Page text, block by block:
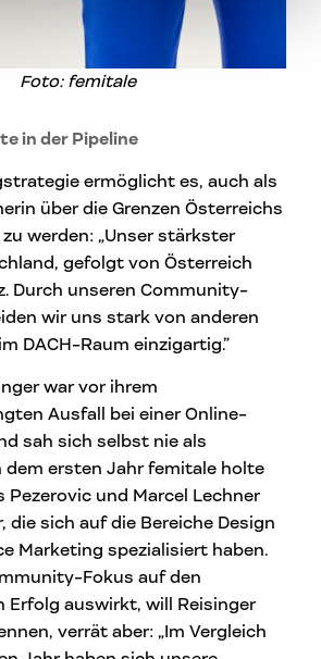
Foto: femitale
in der Pipeline
ermöglicht es, auch als
über die Grenzen Österreichs
werden: „Unser stärkster
gefolgt von Österreich
Durch unseren Community-
wir uns stark von anderen
DACH-Raum einzigartig.”
war vor ihrem
Ausfall bei einer Online-
sah sich selbst nie als
dem ersten Jahr femitale holte
Pezerovic und Marcel Lechner
die sich auf die Bereiche Design
Marketing spezialisiert haben.
Fokus auf den
auswirkt, will Reisinger
verrät aber: „Im Vergleich